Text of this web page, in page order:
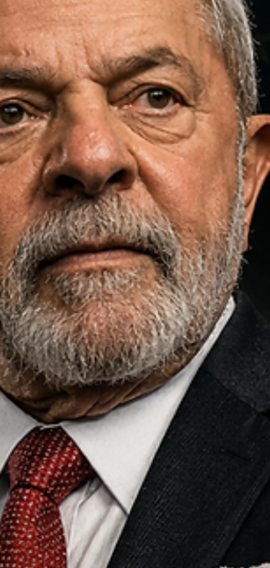
Raul Silva
30 de mai.
4 min de leitura
POLÍTICA
Facções, território e Estado: o desafio brasileiro
contra o crime organizado
Facções não controlam só drogas. Controlam territórios, dinheiro e
medo. O desafio do Estado é devolver presença pública à